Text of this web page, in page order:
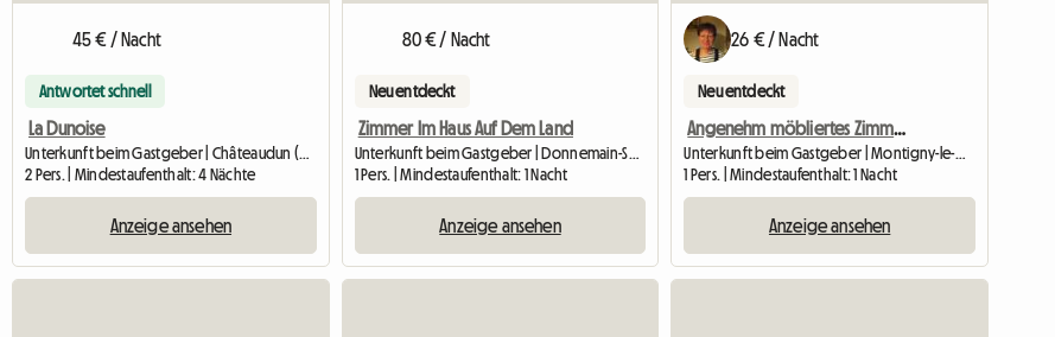
45 € / Nacht
Antwortet schnell
La Dunoise
Unterkunft beim Gastgeber | Châteaudun (28200) | 12 M2
2 Pers. | Mindestaufenthalt: 4 Nächte
Anzeige ansehen
80 € / Nacht
Neu entdeckt
Zimmer Im Haus Auf Dem Land
Unterkunft beim Gastgeber | Donnemain-Saint-Mamès
1 Pers. | Mindestaufenthalt: 1 Nacht
Anzeige ansehen
26 € / Nacht
Neu entdeckt
Angenehm möbliertes Zimmer im Bewohnerheim
Unterkunft beim Gastgeber | Montigny-le-Gannelon (28220)
1 Pers. | Mindestaufenthalt: 1 Nacht
Anzeige ansehen